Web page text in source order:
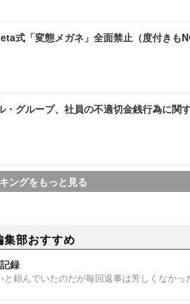
式「変態メガネ」全面禁止（度付きも
グループ、社員の不適切金銭行為に関
ングをもっと見る
集部おすすめ
録
頼んでいたのだが毎回返事は芳しくなかっ